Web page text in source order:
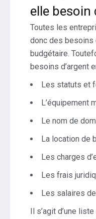
elle besoin
Toutes les
donc des besoins
budgétaire.
besoins d’argent
Les statuts et
L’équipement
Le nom de
La location de
Les charges
Les frais
Les salaires
Il s’agit d’une